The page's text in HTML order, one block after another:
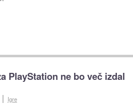
PlayStation ne bo več izdal
Igre